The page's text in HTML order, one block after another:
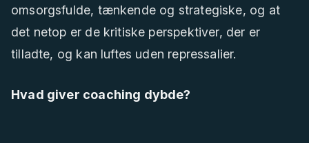
omsorgsfulde, tænkende og strategiske, og at
det netop er de kritiske perspektiver, der er
tilladte, og kan luftes uden repressalier.
Hvad giver coaching dybde?